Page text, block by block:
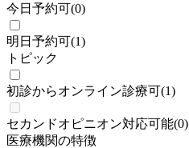
今日予約可(0)
明日予約可(1)
トピック
初診からオンライン診療可(1)
セカンドオピニオン対応可能(0)
医療機関の特徴